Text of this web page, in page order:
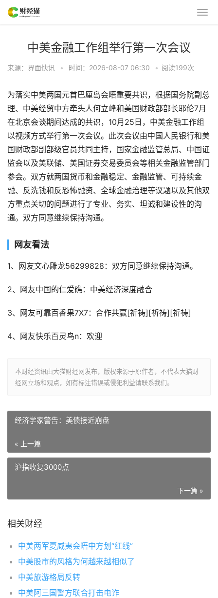
中美金融工作组举行第一次会议
来源：界面快讯 • 时间：2026-08-07 06:30 • 阅读199次
为落实中美两国元首巴厘岛会晤重要共识，根据国务院副总
理、中美经贸中方牵头人何立峰和美国财政部部长耶伦7月
在北京会谈期间达成的共识，10月25日，中美金融工作组
以视频方式举行第一次会议。此次会议由中国人民银行和美
国财政部副部级官员共同主持，国家金融监管总局、中国证
监会以及美联储、美国证券交易委员会等相关金融监管部门
参会。双方就两国货币和金融稳定、金融监管、可持续金
融、反洗钱和反恐怖融资、全球金融治理等议题以及其他双
方重点关切的问题进行了专业、务实、坦诚和建设性的沟
通。双方同意继续保持沟通。
网友看法
1、网友文心雕龙56299828：双方同意继续保持沟通。
2、网友中国的仁爱礁：中美经济深度融合
3、网友可靠百香果7X7：合作共赢[祈祷][祈祷][祈祷]
4、网友快乐百灵鸟n：欢迎
本财经资讯由大猫财经网发布，版权来源于原作者，不代表大猫财
经网立场和观点，如有标注错误或侵犯利益请联系我们。
经济学家警告：美债接近崩盘
« 上一篇
沪指收复3000点
下一篇 »
相关财经
中美两军夏威夷会晤中方划“红线”
中美股市的风格为何越来越相似了
中美旅游格局反转
中美阿三国警方联合打击电诈